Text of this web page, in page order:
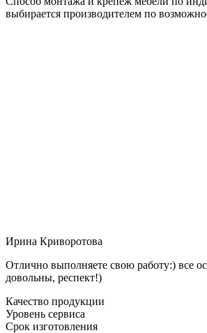
выбирается производителем по
Ирина Криворотова
Отлично выполняете свою работу:) все
довольны, респект!)
Качество продукции
Уровень сервиса
Срок изготовления